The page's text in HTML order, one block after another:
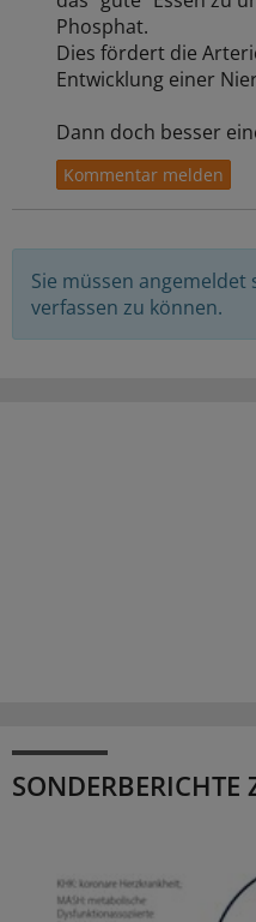
Phosphat.
Dies fördert die
Entwicklung einer
Dann doch besser
Sie müssen
verfassen zu können.